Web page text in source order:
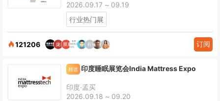
2026.09.17 ~ 09.19
行业热门展
121206 订阅
精选 印度睡眠展览会India Mattress Expo
印度·孟买
2026.09.18 ~ 09.20